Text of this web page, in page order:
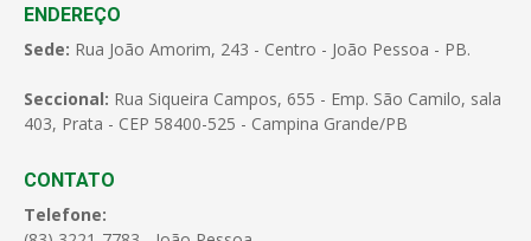
ENDEREÇO
Sede: Rua João Amorim, 243 - Centro - João Pessoa - PB.
Seccional: Rua Siqueira Campos, 655 - Emp. São Camilo, sala
403, Prata - CEP 58400-525 - Campina Grande/PB
CONTATO
Telefone: